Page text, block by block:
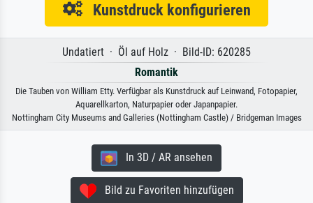
Kunstdruck konfigurieren
Undatiert · Öl auf Holz · Bild-ID: 620285
Romantik
Die Tauben von William Etty. Verfügbar als Kunstdruck auf Leinwand, Fotopapier,
Aquarellkarton, Naturpapier oder Japanpapier.
Nottingham City Museums and Galleries (Nottingham Castle) / Bridgeman Images
In 3D / AR ansehen
Bild zu Favoriten hinzufügen